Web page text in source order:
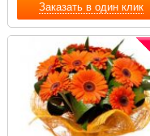
Заказать в один клик